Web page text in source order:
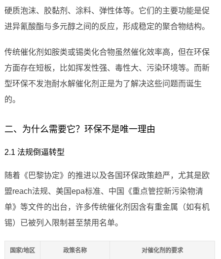
硬质泡沫、胶黏剂、涂料、弹性体等。它们的主要功能是促
进异氰酸酯与多元醇之间的反应，形成稳定的聚合物结构。
传统催化剂如胺类或锡类化合物虽然催化效率高，但在环保
方面存在短板，比如挥发性强、毒性大、污染环境等。而新
型环保不发泡耐水解催化剂正是为了解决这些问题而诞生
的。
二、为什么需要它？环保不是唯一理由
2.1 法规倒逼转型
随着《巴黎协定》的推进以及各国环保政策趋严，尤其是欧
盟reach法规、美国epa标准、中国《重点管控新污染物清
单》等文件的出台，许多传统催化剂因含有重金属（如有机
锡）已被列入限制甚至禁用名单。
国家/地区 政策名称 对催化剂的要求